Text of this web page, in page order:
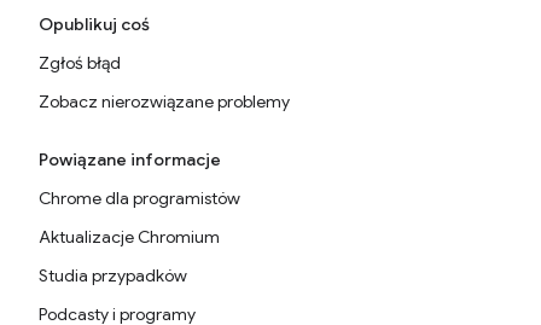
Opublikuj coś
Zgłoś błąd
Zobacz nierozwiązane problemy
Powiązane informacje
Chrome dla programistów
Aktualizacje Chromium
Studia przypadków
Podcasty i programy